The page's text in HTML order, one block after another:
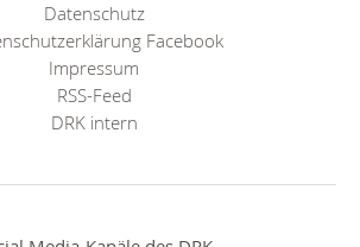
Datenschutz
Facebook
Impressum
RSS-Feed
DRK intern